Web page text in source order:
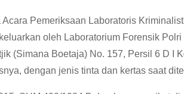
Pemeriksaan Laboratoris
oleh Laboratorium Forensik Polri
(Simana Boetaja) No. 157, Persil 6 D I
dengan jenis tinta dan kertas saat